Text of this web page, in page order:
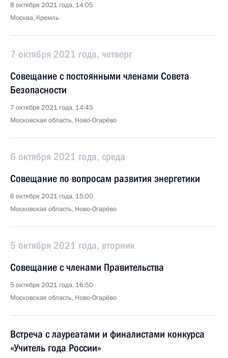
8 октября 2021 года, 14:05
Москва, Кремль
7 октября 2021 года, четверг
Совещание с постоянными членами Совета
Безопасности
7 октября 2021 года, 14:45
Московская область, Ново-Огарёво
6 октября 2021 года, среда
Совещание по вопросам развития энергетики
6 октября 2021 года, 15:00
Московская область, Ново-Огарёво
5 октября 2021 года, вторник
Совещание с членами Правительства
5 октября 2021 года, 16:50
Московская область, Ново-Огарёво
Встреча с лауреатами и финалистами конкурса
«Учитель года России»